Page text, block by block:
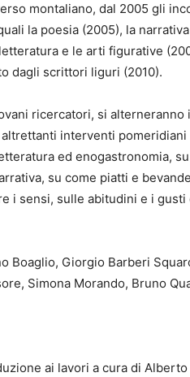
montaliano, dal 2005 gli
la poesia (2005), la
e le arti figurative
dagli scrittori liguri (2010).
ricercatori, si alterneranno
interventi
ed enogastronomia,
su come piatti e
i sensi, sulle abitudini e i
Boaglio, Giorgio Barberi
Simona Morando, Bruno
ai lavori a cura di